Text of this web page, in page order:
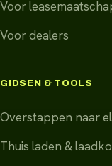
Voor
Voor dealers
GIDSEN & TOOLS
Overstappen naar
Thuis laden &